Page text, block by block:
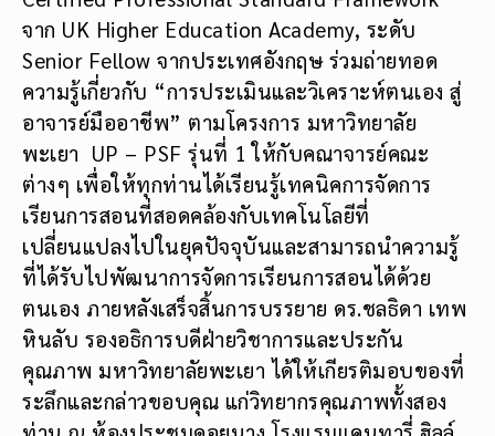
จาก UK Higher Education Academy, ระดับ
Senior Fellow จากประเทศอังกฤษ ร่วมถ่ายทอด
ความรู้เกี่ยวกับ “การประเมินและวิเคราะห์ตนเอง สู่
อาจารย์มืออาชีพ” ตามโครงการ มหาวิทยาลัย
พะเยา UP – PSF รุ่นที่ 1 ให้กับคณาจารย์คณะ
ต่างๆ เพื่อให้ทุกท่านได้เรียนรู้เทคนิคการจัดการ
เรียนการสอนที่สอดคล้องกับเทคโนโลยีที่
เปลี่ยนแปลงไปในยุคปัจจุบันและสามารถนำความรู้
ที่ได้รับไปพัฒนาการจัดการเรียนการสอนได้ด้วย
ตนเอง ภายหลังเสร็จสิ้นการบรรยาย ดร.ชลธิดา เทพ
หินลับ รองอธิการบดีฝ่ายวิชาการและประกัน
คุณภาพ มหาวิทยาลัยพะเยา ได้ให้เกียรติมอบของที่
ระลึกและกล่าวขอบคุณ แก่วิทยากรคุณภาพทั้งสอง